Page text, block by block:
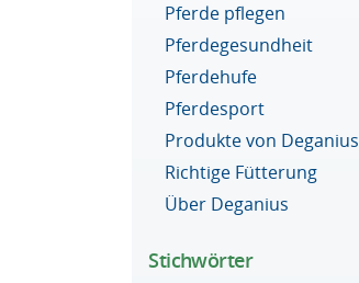
Pferde pflegen
Pferdegesundheit
Pferdehufe
Pferdesport
Produkte von Deganius
Richtige Fütterung
Über Deganius
Stichwörter